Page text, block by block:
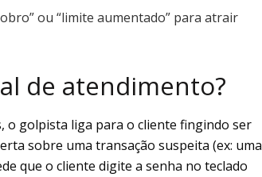
ou “limite aumentado” para atrair
de atendimento?
o golpista liga para o cliente fingindo ser
sobre uma transação suspeita (ex: uma
que o cliente digite a senha no teclado